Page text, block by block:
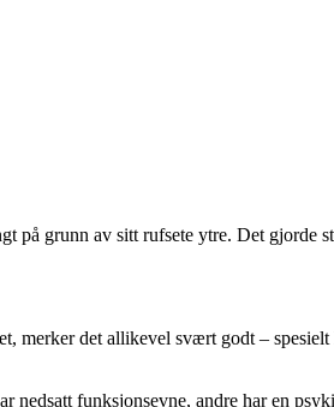
på grunn av sitt rufsete ytre. Det gjorde
merker det allikevel svært godt – spesielt
funksjonsevne, andre har en